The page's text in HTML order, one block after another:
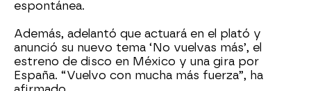
espontánea.
Además, adelantó que actuará en el plató y
anunció su nuevo tema ‘No vuelvas más’, el
estreno de disco en México y una gira por
España. “Vuelvo con mucha más fuerza”, ha